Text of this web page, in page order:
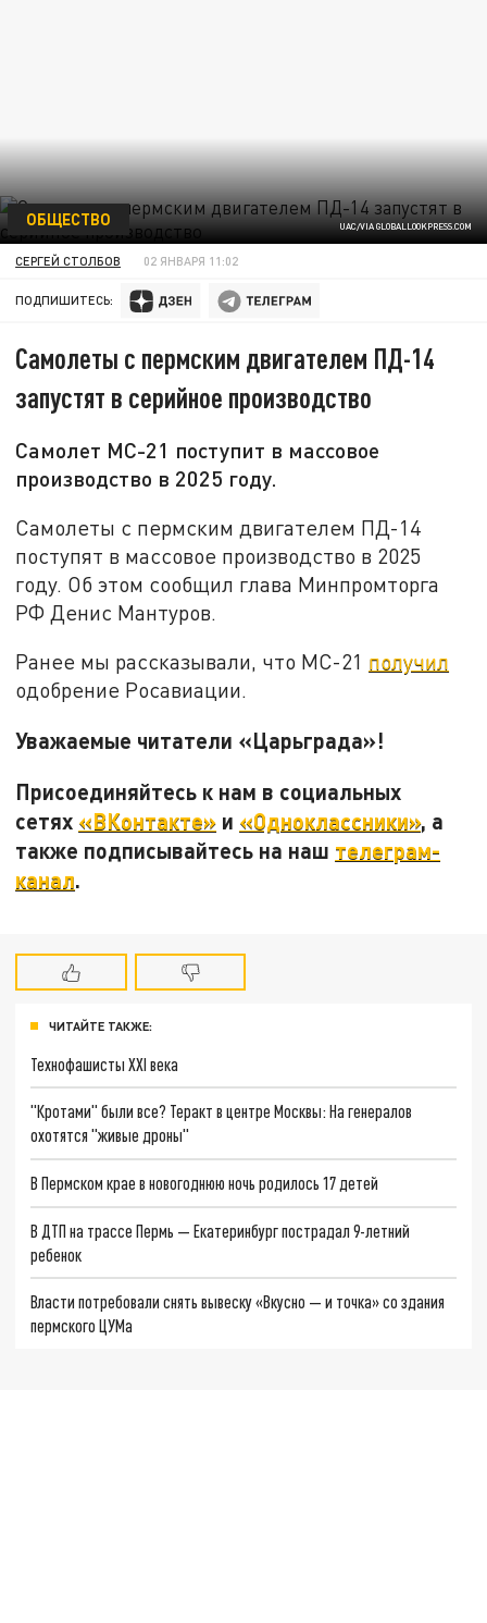
UAC/VIA GLOBALLOOKPRESS.COM
ОБЩЕСТВО
СЕРГЕЙ СТОЛБОВ 02 ЯНВАРЯ 11:02
ПОДПИШИТЕСЬ:
Самолеты с пермским двигателем ПД-14
запустят в серийное производство
Самолет МС-21 поступит в массовое
производство в 2025 году.
Самолеты с пермским двигателем ПД-14
поступят в массовое производство в 2025
году. Об этом сообщил глава Минпромторга
РФ Денис Мантуров.
Ранее мы рассказывали, что МС-21 получил
одобрение Росавиации.
Уважаемые читатели «Царьграда»!
Присоединяйтесь к нам в социальных
сетях «ВКонтакте» и «Одноклассники», а
также подписывайтесь на наш телеграм-
канал.
ЧИТАЙТЕ ТАКЖЕ:
Технофашисты XXI века
"Кротами" были все? Теракт в центре Москвы: На генералов
охотятся "живые дроны"
В Пермском крае в новогоднюю ночь родилось 17 детей
В ДТП на трассе Пермь — Екатеринбург пострадал 9-летний
ребенок
Власти потребовали снять вывеску «Вкусно — и точка» со здания
пермского ЦУМа